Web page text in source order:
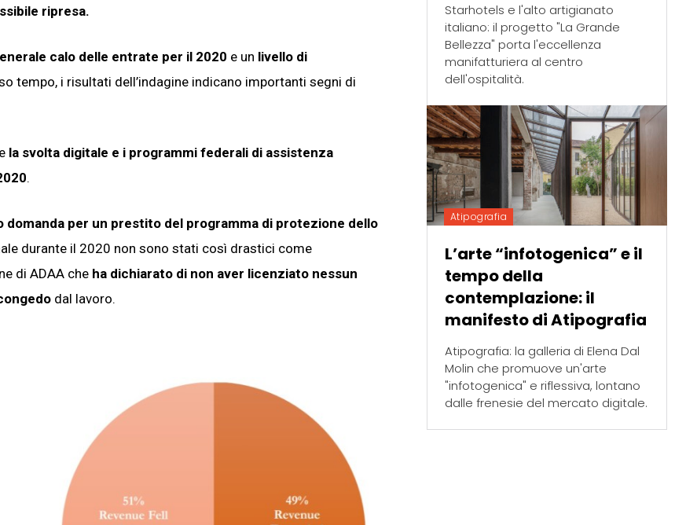
ripresa.
calo delle entrate per il 2020 e un livello di
tempo, i risultati dell’indagine indicano importanti segni di
la svolta digitale e i programmi federali di assistenza
.
per un prestito del programma di protezione dello
durante il 2020 non sono stati così drastici come
di ADAA che ha dichiarato di non aver licenziato nessun
dal lavoro.
Starhotels e l'alto artigianato
italiano: il progetto "La Grande
Bellezza" porta l'eccellenza
manifatturiera al centro
dell'ospitalità.
Atipografia
L’arte “infotogenica” e il
tempo della
contemplazione: il
manifesto di Atipografia
Atipografia: la galleria di Elena Dal
Molin che promuove un'arte
"infotogenica" e riflessiva, lontano
dalle frenesie del mercato digitale.